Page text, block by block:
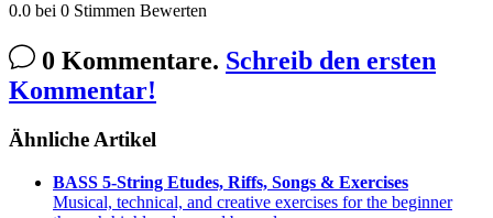
0.0 bei 0 Stimmen Bewerten
0 Kommentare. Schreib den ersten
Kommentar!
Ähnliche Artikel
BASS 5-String Etudes, Riffs, Songs & Exercises
Musical, technical, and creative exercises for the beginner